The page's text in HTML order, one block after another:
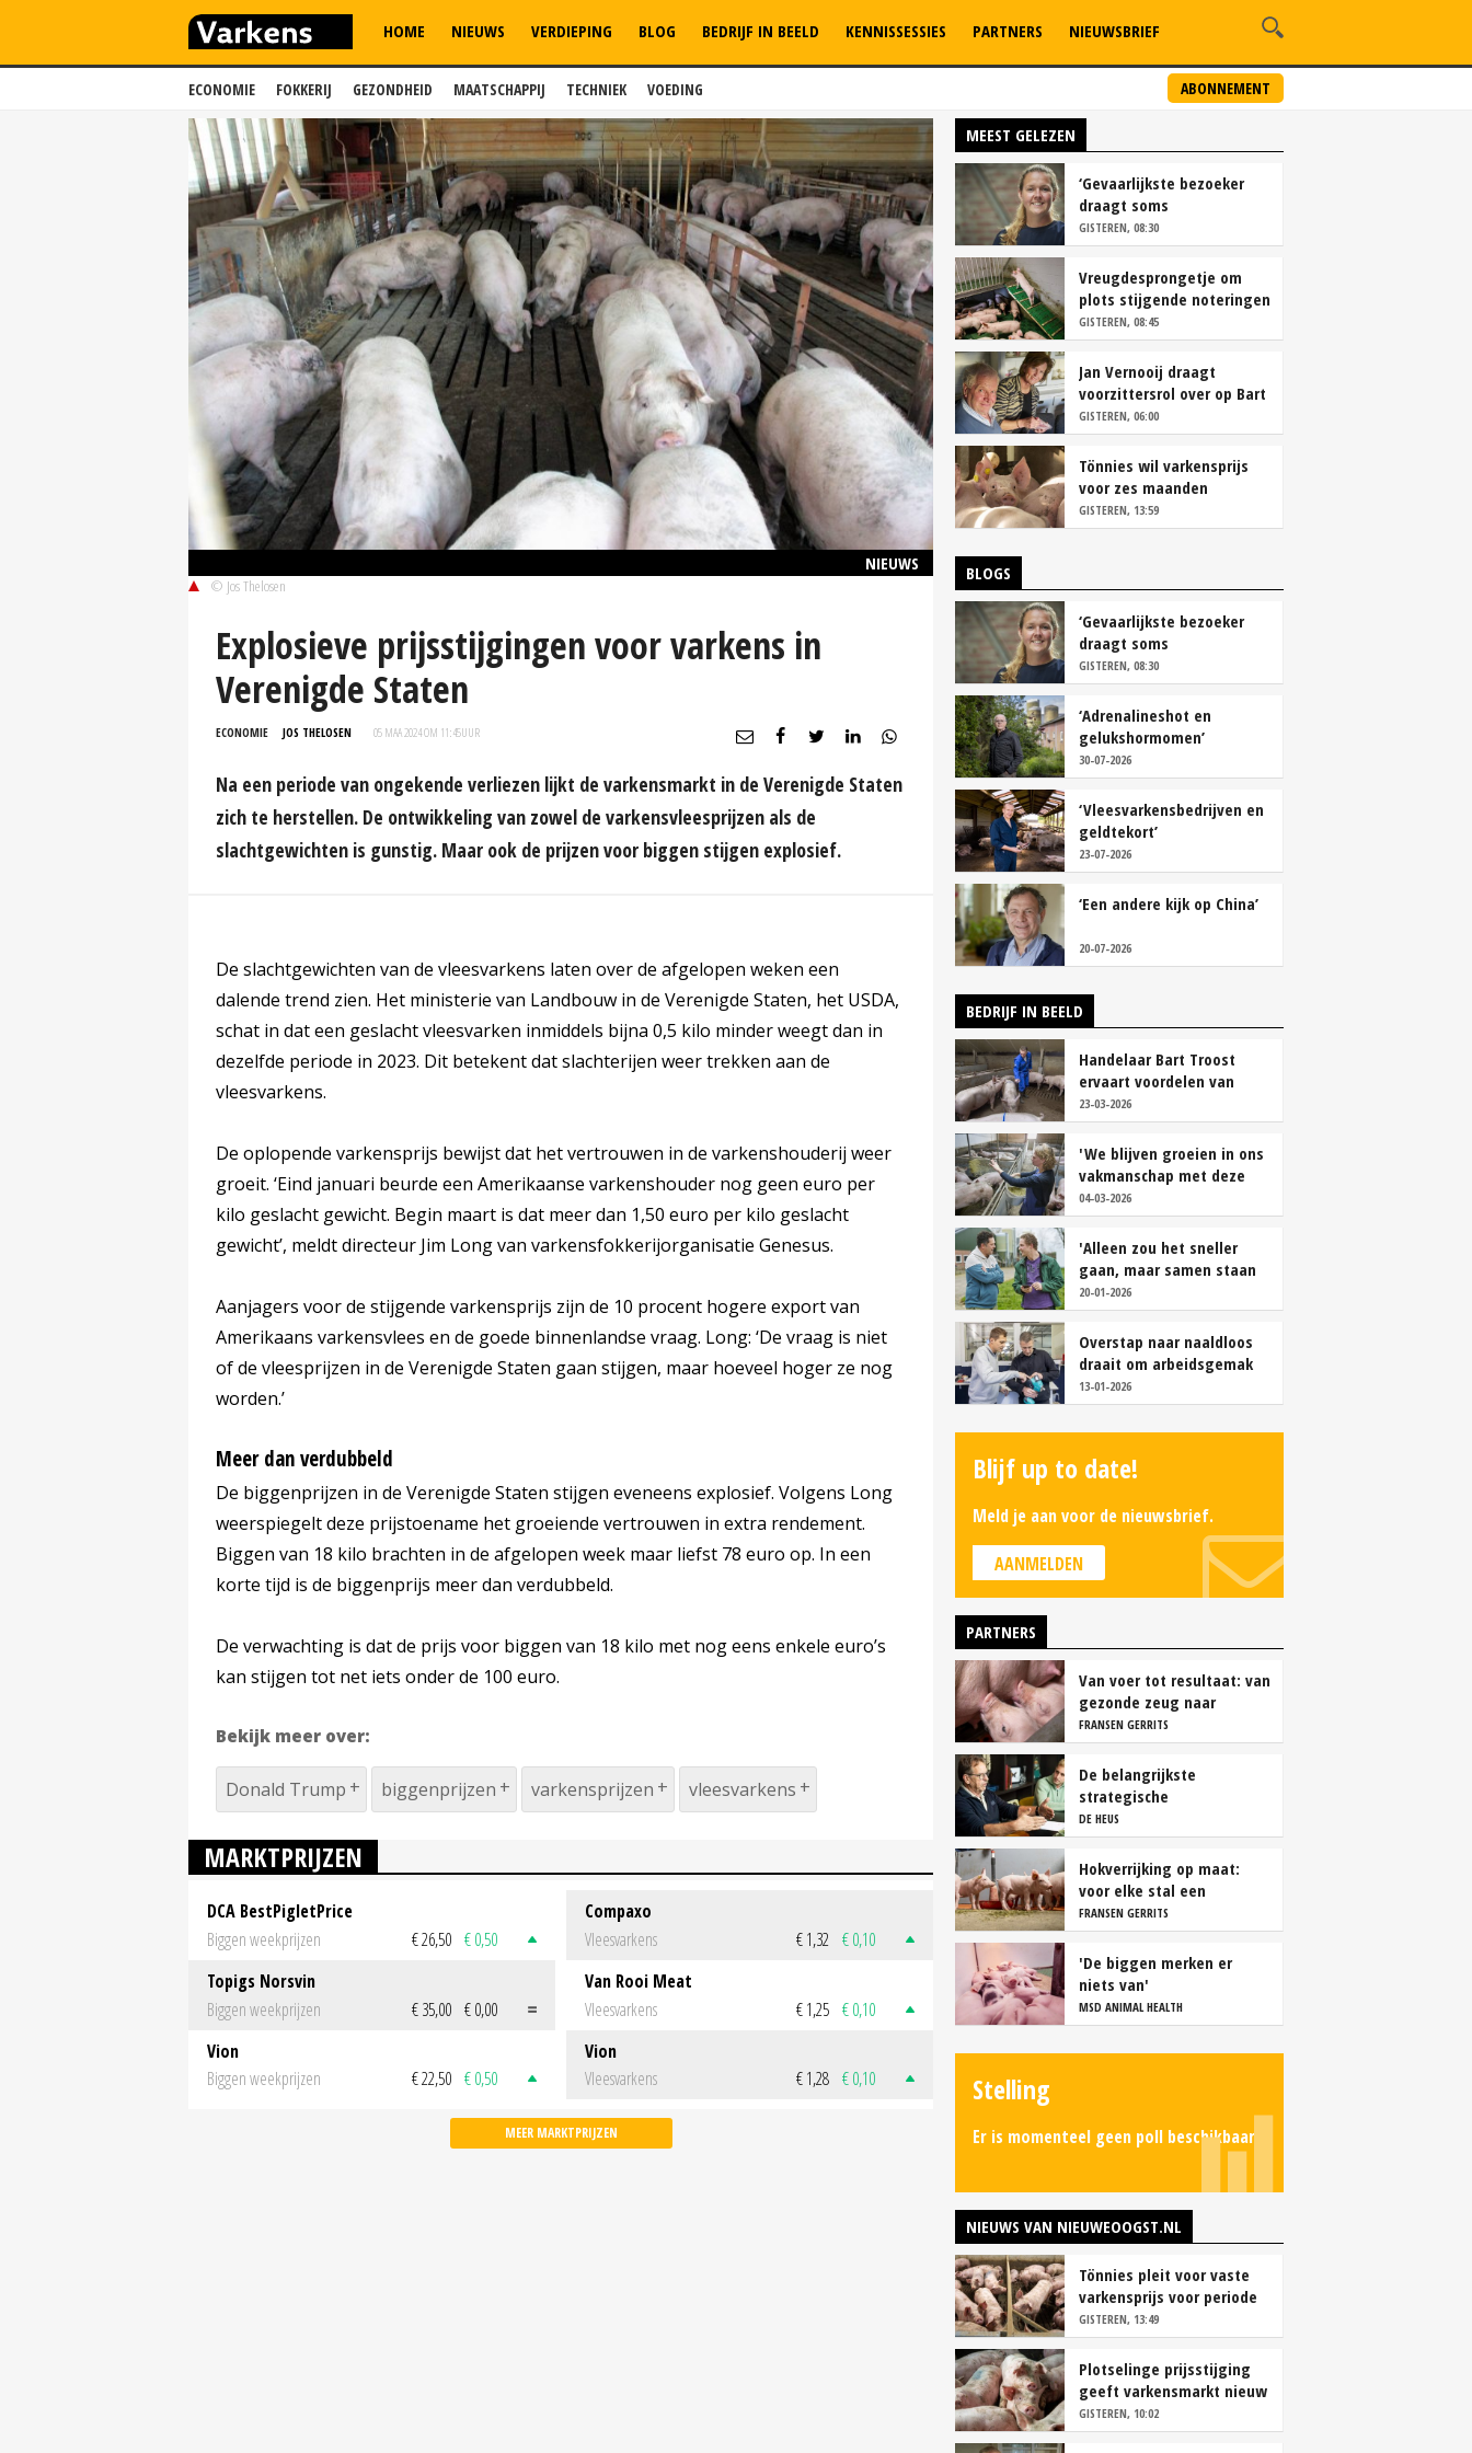
ECONOMIE FOKKERIJ GEZONDHEID MAATSCHAPPIJ TECHNIEK VOEDING ABONNEMENT
HOME NIEUWS VERDIEPING BLOG BEDRIJF IN BEELD KENNISSESSIES PARTNERS NIEUWSBRIEF
NIEUWS
© Jos Thelosen
Explosieve prijsstijgingen voor varkens in
Verenigde Staten
ECONOMIE JOS THELOSEN 05 MAA 2024 OM 11:45UUR
Na een periode van ongekende verliezen lijkt de varkensmarkt in de Verenigde Staten
zich te herstellen. De ontwikkeling van zowel de varkensvleesprijzen als de
slachtgewichten is gunstig. Maar ook de prijzen voor biggen stijgen explosief.
De slachtgewichten van de vleesvarkens laten over de afgelopen weken een
dalende trend zien. Het ministerie van Landbouw in de Verenigde Staten, het USDA,
schat in dat een geslacht vleesvarken inmiddels bijna 0,5 kilo minder weegt dan in
dezelfde periode in 2023. Dit betekent dat slachterijen weer trekken aan de
vleesvarkens.
De oplopende varkensprijs bewijst dat het vertrouwen in de varkenshouderij weer
groeit. ‘Eind januari beurde een Amerikaanse varkenshouder nog geen euro per
kilo geslacht gewicht. Begin maart is dat meer dan 1,50 euro per kilo geslacht
gewicht’, meldt directeur Jim Long van varkensfokkerijorganisatie Genesus.
Aanjagers voor de stijgende varkensprijs zijn de 10 procent hogere export van
Amerikaans varkensvlees en de goede binnenlandse vraag. Long: ‘De vraag is niet
of de vleesprijzen in de Verenigde Staten gaan stijgen, maar hoeveel hoger ze nog
worden.’
Meer dan verdubbeld
De biggenprijzen in de Verenigde Staten stijgen eveneens explosief. Volgens Long
weerspiegelt deze prijstoename het groeiende vertrouwen in extra rendement.
Biggen van 18 kilo brachten in de afgelopen week maar liefst 78 euro op. In een
korte tijd is de biggenprijs meer dan verdubbeld.
De verwachting is dat de prijs voor biggen van 18 kilo met nog eens enkele euro’s
kan stijgen tot net iets onder de 100 euro.
Bekijk meer over:
Donald Trump biggenprijzen varkensprijzen vleesvarkens
MARKTPRIJZEN
DCA BestPigletPrice
Biggen weekprijzen
€ 26,50 € 0,50
Topigs Norsvin
Biggen weekprijzen
€ 35,00 € 0,00
Vion
Biggen weekprijzen
€ 22,50 € 0,50
Compaxo
Vleesvarkens
€ 1,32 € 0,10
Van Rooi Meat
Vleesvarkens
€ 1,25 € 0,10
Vion
Vleesvarkens
€ 1,28 € 0,10
MEER MARKTPRIJZEN
MEEST GELEZEN
‘Gevaarlijkste bezoeker
draagt soms
overschoenen’
GISTEREN, 08:30
Vreugdesprongetje om
plots stijgende noteringen
GISTEREN, 08:45
Jan Vernooij draagt
voorzittersrol over op Bart
Camps
GISTEREN, 06:00
Tönnies wil varkensprijs
voor zes maanden
vastleggen
GISTEREN, 13:59
BLOGS
‘Gevaarlijkste bezoeker
draagt soms
overschoenen’
GISTEREN, 08:30
‘Adrenalineshot en
gelukshormomen’
30-07-2026
‘Vleesvarkensbedrijven en
geldtekort’
23-07-2026
‘Een andere kijk op China’
20-07-2026
BEDRIJF IN BEELD
Handelaar Bart Troost
ervaart voordelen van
coöperatieve voerfusie
23-03-2026
'We blijven groeien in ons
vakmanschap met deze
teamaanpak'
04-03-2026
'Alleen zou het sneller
gaan, maar samen staan
we stukken sterker'
20-01-2026
Overstap naar naaldloos
draait om arbeidsgemak
en diervriendelijkheid
13-01-2026
Blijf up to date!
Meld je aan voor de nieuwsbrief.
AANMELDEN
PARTNERS
Van voer tot resultaat: van
gezonde zeug naar
succesvolle biggen
FRANSEN GERRITS
De belangrijkste
strategische
overwegingen van
vleesvarkenshouders
DE HEUS
Hokverrijking op maat:
voor elke stal een
oplossing
FRANSEN GERRITS
'De biggen merken er
niets van'
MSD ANIMAL HEALTH
Stelling
Er is momenteel geen poll beschikbaar.
NIEUWS VAN NIEUWEOOGST.NL
Tönnies pleit voor vaste
varkensprijs voor periode
van zes maanden
GISTEREN, 13:49
Plotselinge prijsstijging
geeft varkensmarkt nieuw
perspectief
GISTEREN, 10:02